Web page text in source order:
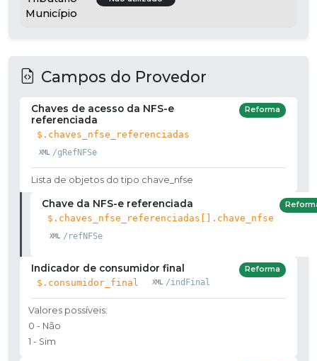
Município
Campos do Provedor
Chaves de acesso da NFS-e
referenciada
$.chaves_nfse_referenciadas
/gRefNFSe
Reforma
Lista de objetos do tipo chave_nfse
Chave da NFS-e referenciada
$.chaves_nfse_referenciadas[].chave_nfse
/refNFSe
Indicador de consumidor final
$.consumidor_final /indFinal
Reforma
Valores possíveis:
0 - Não
1 - Sim